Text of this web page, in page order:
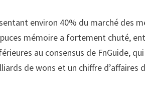
environ 40% du marché des
mémoire a fortement chuté,
au consensus de FnGuide, qui
de wons et un chiffre d’affaires